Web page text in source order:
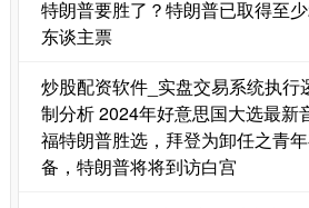
特朗普要胜了？特朗普已取得至
东谈主票
炒股配资软件_实盘交易系统执行
制分析 2024年好意思国大选最新
福特朗普胜选，拜登为卸任之青
备，特朗普将将到访白宫